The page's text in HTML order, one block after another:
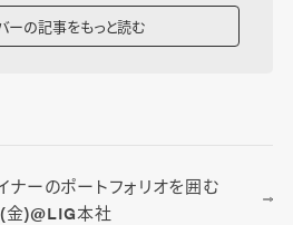
ーの記事をもっと読む
ナーのポートフォリオを囲む
金)@LIG本社